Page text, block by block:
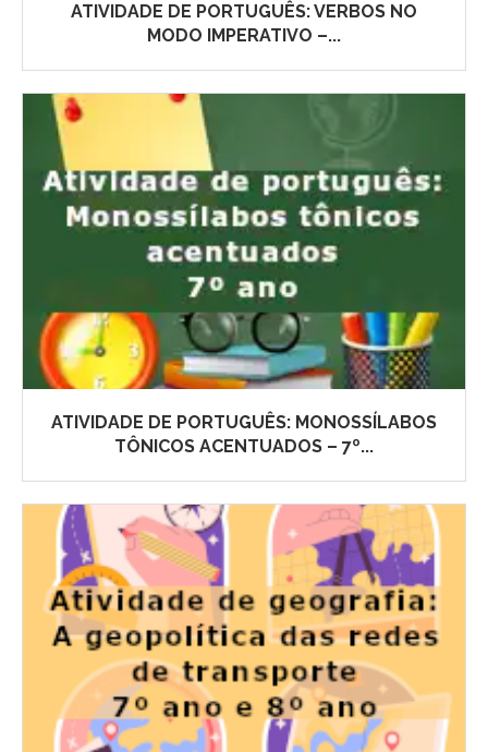
ATIVIDADE DE PORTUGUÊS: VERBOS NO
MODO IMPERATIVO –...
ATIVIDADE DE PORTUGUÊS: MONOSSÍLABOS
TÔNICOS ACENTUADOS – 7º...